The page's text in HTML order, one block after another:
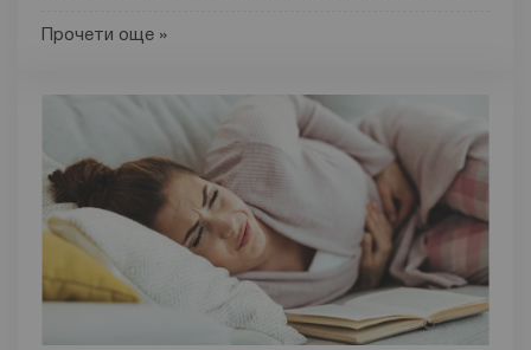
възниква въпросът какви са разликите между дневния
двата.
дневният и нощният
крем имат напълно различни функции, съобразени с
естествения ритъм на кожата. През деня тя се нуждае
от защита срещу външни фактори и поддържане на
оптимална хидратация. През нощта кожата активира
процесите на възстановяване и регенерация. Именно
продуктите, които използвате, трябва да
отговарят на тези различни потребности.
Прочети още »